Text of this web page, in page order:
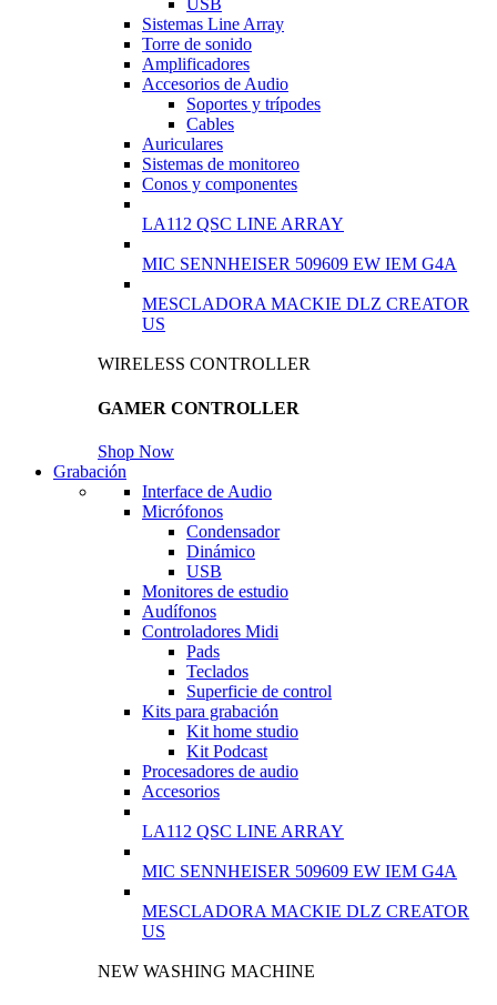
USB
Sistemas Line Array
Torre de sonido
Amplificadores
Accesorios de Audio
Soportes y trípodes
Cables
Auriculares
Sistemas de monitoreo
Conos y componentes
LA112 QSC LINE ARRAY
MIC SENNHEISER 509609 EW IEM G4A
MESCLADORA MACKIE DLZ CREATOR
US
WIRELESS CONTROLLER
GAMER CONTROLLER
Shop Now
Grabación
Interface de Audio
Micrófonos
Condensador
Dinámico
USB
Monitores de estudio
Audífonos
Controladores Midi
Pads
Teclados
Superficie de control
Kits para grabación
Kit home studio
Kit Podcast
Procesadores de audio
Accesorios
LA112 QSC LINE ARRAY
MIC SENNHEISER 509609 EW IEM G4A
MESCLADORA MACKIE DLZ CREATOR
US
NEW WASHING MACHINE